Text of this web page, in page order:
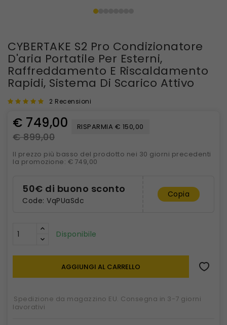
CYBERTAKE S2 Pro Condizionatore
D'aria Portatile Per Esterni,
Raffreddamento E Riscaldamento
Rapidi, Sistema Di Scarico Attivo
2 Recensioni
€ 749,00
€ 899,00
RISPARMIA € 150,00
Il prezzo più basso del prodotto nei 30 giorni precedenti
la promozione: € 749,00
50€ di buono sconto
Code: VqPUaSdc
Copia
Disponibile
AGGIUNGI AL CARRELLO
Spedizione da magazzino EU. Consegna in 3-7 giorni
lavorativi